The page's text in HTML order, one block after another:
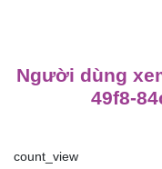
Người dùng
49f8-
count_view